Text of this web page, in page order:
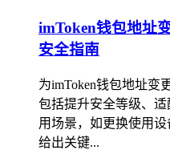
imToken钱包地址
安全指南
为imToken钱包地址变
包括提升安全等级、
用场景，如更换使用
给出关键...